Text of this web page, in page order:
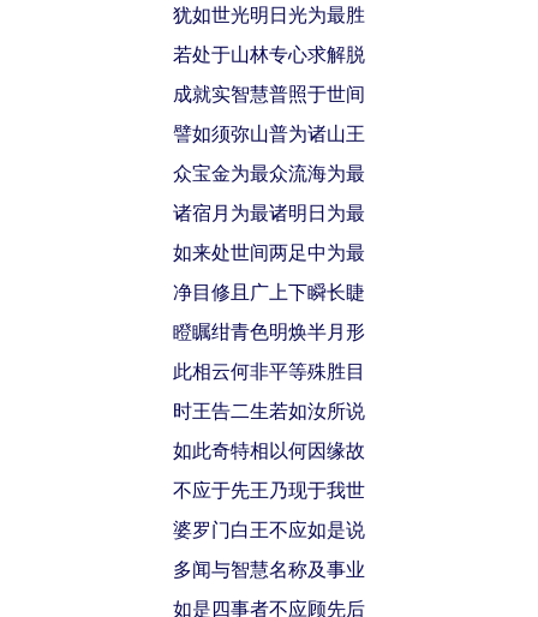
犹如世光明日光为最胜
若处于山林专心求解脱
成就实智慧普照于世间
譬如须弥山普为诸山王
众宝金为最众流海为最
诸宿月为最诸明日为最
如来处世间两足中为最
净目修且广上下瞬长睫
瞪瞩绀青色明焕半月形
此相云何非平等殊胜目
时王告二生若如汝所说
如此奇特相以何因缘故
不应于先王乃现于我世
婆罗门白王不应如是说
多闻与智慧名称及事业
如是四事者不应顾先后